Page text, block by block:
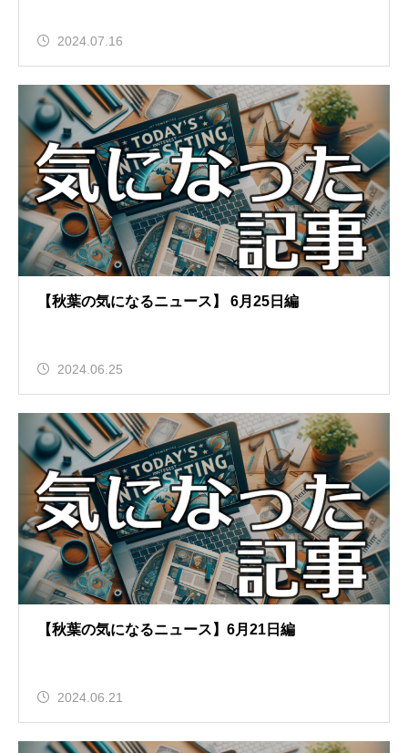
2024.07.16
【秋葉の気になるニュース】 6月25日編
2024.06.25
【秋葉の気になるニュース】6月21日編
2024.06.21